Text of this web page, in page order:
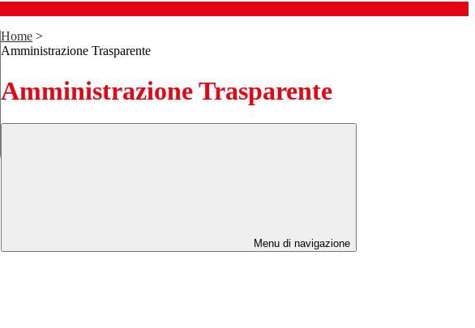
Home >
Amministrazione Trasparente
Amministrazione Trasparente
Menu di navigazione